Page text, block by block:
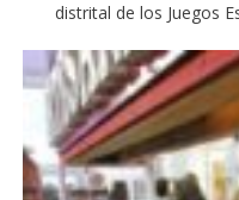
distrital de los Juegos